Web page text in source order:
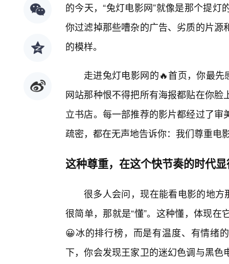
的今天，“兔灯电影网”就像是那个提
你过滤掉那些嘈杂的广告、劣质的片
的模样。
走进兔灯电影网的🔥首页，你最先
网站那种恨不得把所有海报都贴在你
立书店。每一部推荐的影片都经过了
疏密，都在无声地告诉你：我们尊重电
这种尊重，在这个快节奏的时代
很多人会问，现在能看电影的地方
很简单，那就是“懂”。这种懂，体现
😀冰的排行榜，而是有温度、有情绪
下，你会发现王家卫的迷幻色调与黑色